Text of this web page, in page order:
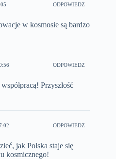
ODPOWIEDZ
w kosmosie są bardzo
ODPOWIEDZ
Przyszłość
ODPOWIEDZ
jak Polska staje się
kosmicznego!